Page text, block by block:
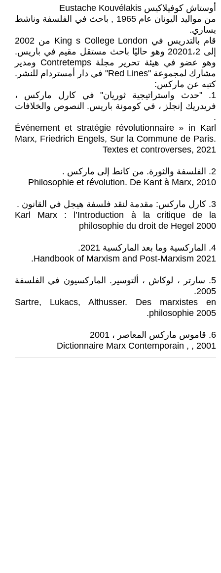
أوستاش كوفيلاكيس Eustache Kouvélakis
من مواليد اليونان عام 1965 , باحث في الفلسفة وناشط
يساري.
قام بالتدريس في King s College London من 2002
إلى 20201،2 وهو حاليًا باحث مستقل مقيم في باريس.
وهو عضو في هيئة تحرير مجلة Contretemps ومدير
مشارك لمجموعة "Red Lines" في دار أمستردام للنشر.
كتبه عن ماركس:
1. "حدث واستراتيجية ثوريان" في كارل ماركس ،
فريدريك إنجلز ، في كومونة باريس. النصوص والخلافات
.
Événement et stratégie révolutionnaire » in Karl
Marx, Friedrich Engels, Sur la Commune de Paris.
Textes et controverses, 2021
2. الفلسفة والثورة. من كانط إلى ماركس .
Philosophie et révolution. De Kant à Marx, 2010
3. كارل ماركس: مقدمة لنقد فلسفة هيجل في القانون .
Karl Marx : l’Introduction à la critique de la
philosophie du droit de Hegel 2000
4. الماركسية وما بعد الماركسية 2021.
Handbook of Marxism and Post-Marxism 2021.
5. سارتر ، لوكاش ، ألتوسير. الماركسيون في الفلسفة
2005.
Sartre, Lukacs, Althusser. Des marxistes en
philosophie 2005.
6. قاموس ماركس المعاصر ، 2001
Dictionnaire Marx Contemporain , , 2001